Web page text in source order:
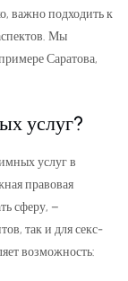
важно подходить к
Мы
Саратова,
услуг?
услуг в
правовая
сферу, –
так и для секс-
возможность: